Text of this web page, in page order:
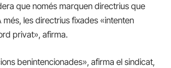
que només marquen directrius que
més, les directrius fixades «intenten
privat», afirma.
benintencionades», afirma el sindicat,